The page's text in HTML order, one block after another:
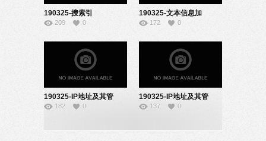
190325-搜索引
擎-22131909
209 0
190325-文本信息加
工-22161926
172 0
190325-IP地址及其管
理-22161920
182 0
190325-IP地址及其管
理-22161910
137 0